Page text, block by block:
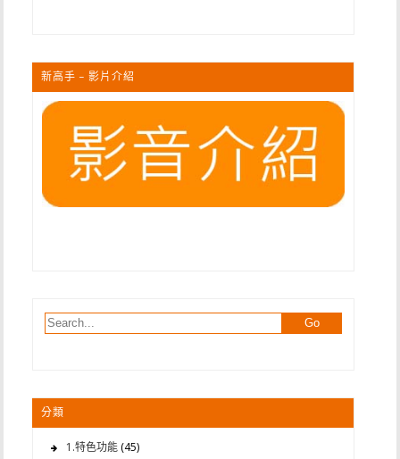
新高手 – 影片介紹
分類
1.特色功能(45)